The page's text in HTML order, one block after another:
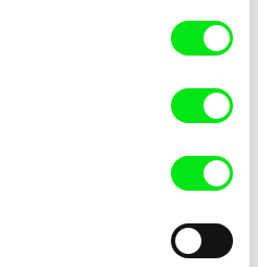
Not to Go and not to Stay